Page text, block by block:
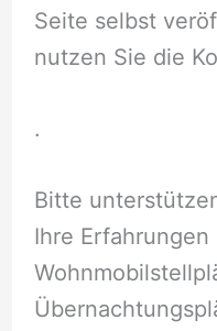
Seite selbst
nutzen Sie die
.
Bitte
Ihre Erfahrungen